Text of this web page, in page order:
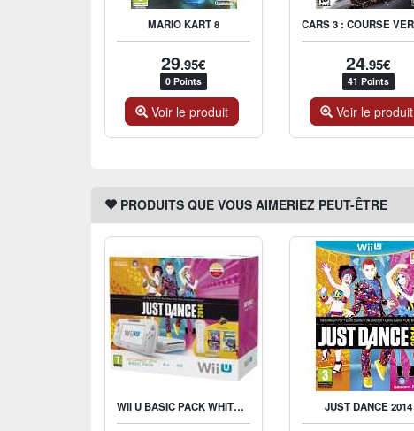
MARIO KART 8
29.95€
0 Points
Voir le produit
24.95€
41 Points
Voir le produit
PRODUITS QUE VOUS AIMERIEZ PEUT-ÊTRE
WII U BASIC PACK WHITE 8GB JUST DANCE 2014 JUST DANCE 2014